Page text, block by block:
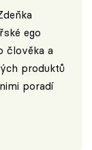
ego
člověka a
produktů
poradí